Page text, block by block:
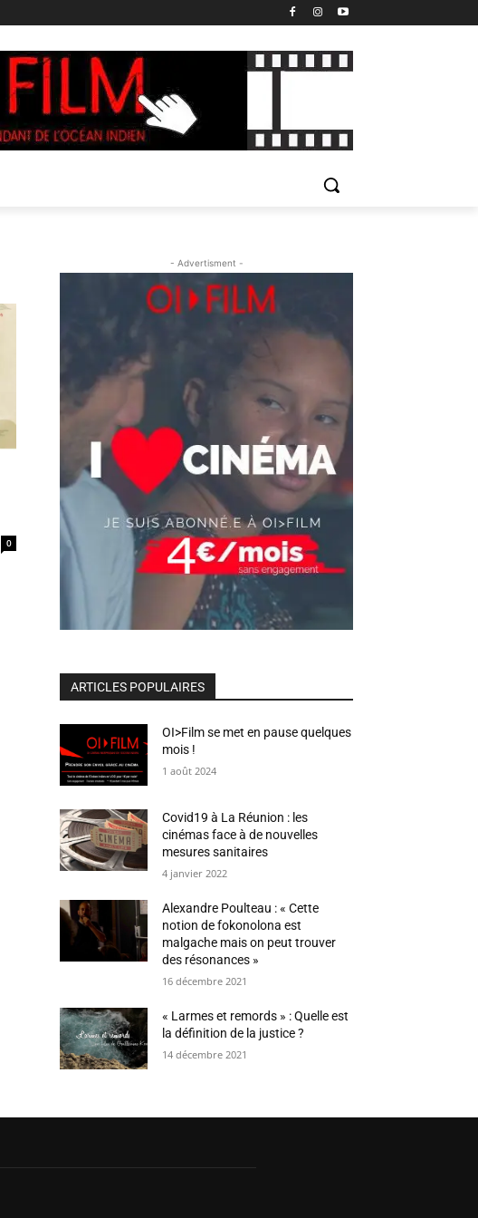
0
- Advertisment -
ARTICLES POPULAIRES
OI>Film se met en pause quelques
mois !
1 août 2024
Covid19 à La Réunion : les
cinémas face à de nouvelles
mesures sanitaires
4 janvier 2022
Alexandre Poulteau : « Cette
notion de fokonolona est
malgache mais on peut trouver
des résonances »
16 décembre 2021
« Larmes et remords » : Quelle est
la définition de la justice ?
14 décembre 2021